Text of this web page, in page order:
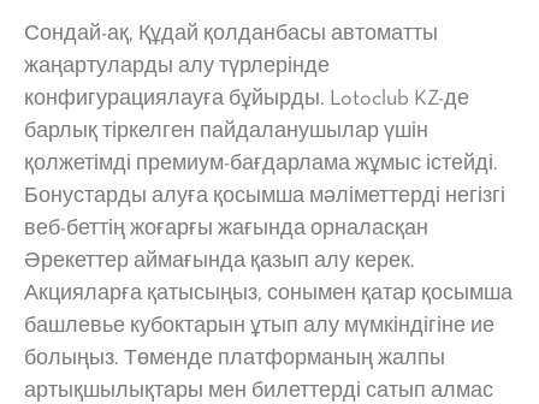
Сондай-ақ, Құдай қолданбасы автоматты
жаңартуларды алу түрлерінде
конфигурациялауға бұйырды. Lotoclub KZ-де
барлық тіркелген пайдаланушылар үшін
қолжетімді премиум-бағдарлама жұмыс істейді.
Бонустарды алуға қосымша мәліметтерді негізгі
веб-беттің жоғарғы жағында орналасқан
Әрекеттер аймағында қазып алу керек.
Акцияларға қатысыңыз, сонымен қатар қосымша
башлевье кубоктарын ұтып алу мүмкіндігіне ие
болыңыз. Төменде платформаның жалпы
артықшылықтары мен билеттерді сатып алмас